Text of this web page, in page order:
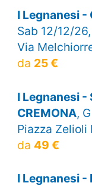
I Legnanesi -
Sab 12/12/26,
Via
da 25 €
I Legnanesi -
CREMONA,
Piazza Zelioli
da 49 €
I Legnanesi